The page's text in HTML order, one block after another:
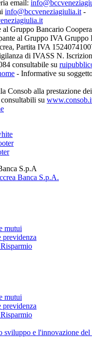
email:
info@bccveneziagiulia.it -
al Gruppo Bancario
al Gruppo IVA Gruppo
Partita IVA
di IVASS N.
consultabile su
- Informative su
Consob alla prestazione
su
S.p.A
Banca S.p.A.
mutui
previdenza
mutui
previdenza
sviluppo e l'innovazione del